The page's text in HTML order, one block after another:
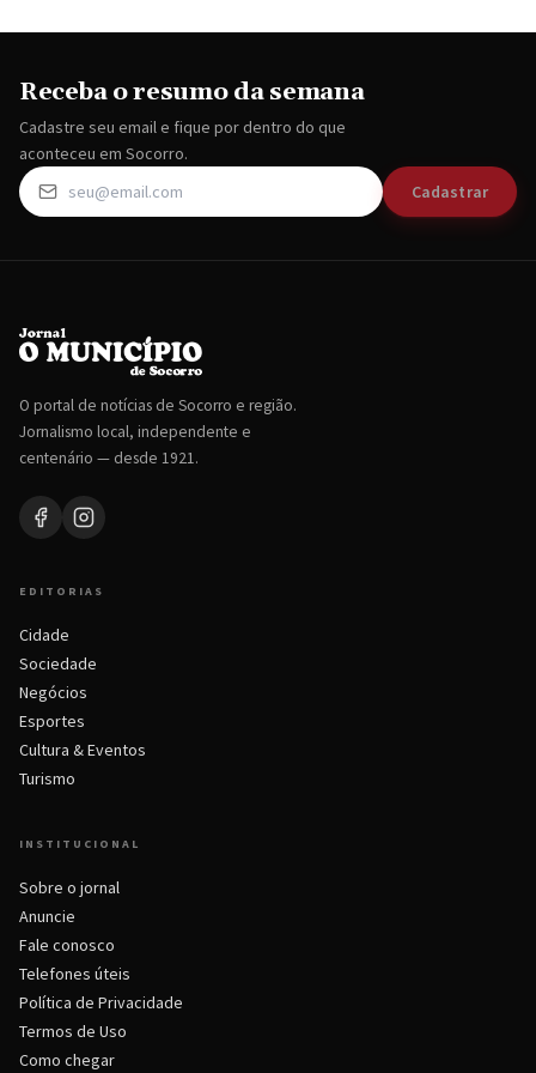
Receba o resumo da semana
Cadastre seu email e fique por dentro do que
aconteceu em Socorro.
Cadastrar
O portal de notícias de Socorro e região.
Jornalismo local, independente e
centenário — desde 1921.
EDITORIAS
Cidade
Sociedade
Negócios
Esportes
Cultura & Eventos
Turismo
INSTITUCIONAL
Sobre o jornal
Anuncie
Fale conosco
Telefones úteis
Política de Privacidade
Termos de Uso
Como chegar